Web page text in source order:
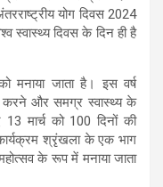
योग दिवस 2024
स्वास्थ्य दिवस के दिन ही है
मनाया जाता है। इस वर्ष
करने और समग्र स्वास्थ्य के
मार्च को 100 दिनों की
श्रृंखला के एक भाग
के रूप में मनाया जाता